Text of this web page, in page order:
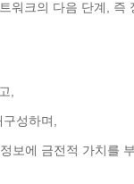
워크의 다음 단계,
,
성하며,
보에 금전적 가치를